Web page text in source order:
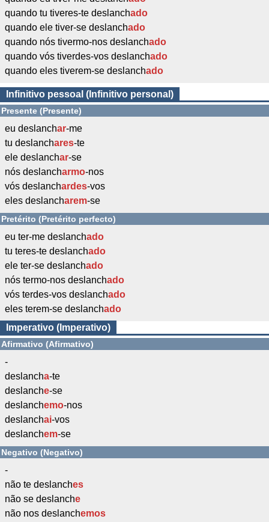
quando tu tiveres-te deslanchado
quando ele tiver-se deslanchado
quando nós tivermo-nos deslanchado
quando vós tiverdes-vos deslanchado
quando eles tiverem-se deslanchado
Infinitivo pessoal (Infinitivo personal)
Presente (Presente)
eu deslanchar-me
tu deslanchares-te
ele deslanchar-se
nós deslancharmo-nos
vós deslanchardes-vos
eles deslancharem-se
Pretérito (Pretérito perfecto)
eu ter-me deslanchado
tu teres-te deslanchado
ele ter-se deslanchado
nós termo-nos deslanchado
vós terdes-vos deslanchado
eles terem-se deslanchado
Imperativo (Imperativo)
Afirmativo (Afirmativo)
-
deslancha-te
deslanche-se
deslanchemo-nos
deslanchai-vos
deslanchem-se
Negativo (Negativo)
-
não te deslanches
não se deslanche
não nos deslanchemos